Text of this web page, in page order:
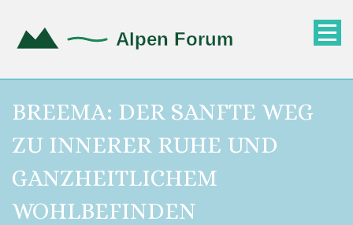
BREEMA: DER SANFTE WEG
ZU INNERER RUHE UND
GANZHEITLICHEM
WOHLBEFINDEN